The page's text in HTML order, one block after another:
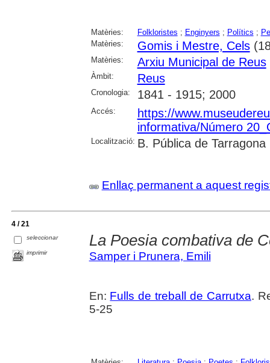
Matèries: Folkloristes ; Enginyers ; Polítics ;
Matèries:
Gomis i Mestre, Cels
Matèries: Arxiu Municipal de Reus
Àmbit: Reus
Cronologia: 1841 - 1915; 2000
Accés:
https://
informativa/Número
Localització: B. Pública de Tarragona
Enllaç permanent a aquest
4 / 21
seleccionar
imprimir
La Poesia combativa de
Samper i Prunera, Emili
En: Fulls de treball de Carrutxa.
5-25